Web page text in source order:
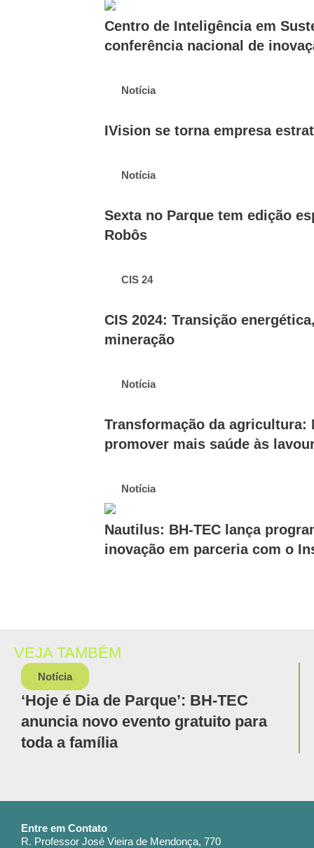
Centro de Inteligência em
conferência nacional de
Notícia
IVision se torna empresa
Notícia
Sexta no Parque tem edição
Robôs
CIS 24
CIS 2024: Transição
mineração
Notícia
Transformação da agricultura:
promover mais saúde às
Notícia
Nautilus: BH-TEC lança
inovação em parceria com o
VEJA TAMBÉM
Notícia
‘Hoje é Dia de Parque’: BH-TEC
anuncia novo evento gratuito para
toda a família
Entre em Contato
R. Professor José Vieira de Mendonça, 770